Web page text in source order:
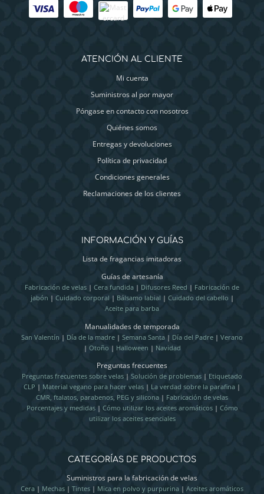
ATENCIÓN AL CLIENTE
Mi cuenta
Suministros al por mayor
Póngase en contacto con nosotros
Quiénes somos
Entregas y devoluciones
Política de privacidad
Condiciones generales
Reclamaciones de los clientes
INFORMACIÓN Y GUÍAS
Lista de fragancias imitadoras
Guías de artesanía
Fabricación de velas | Cera fundida | Difusores Reed | Fabricación de
jabón | Cuidado corporal | Bálsamo labial | Cuidado del cabello |
Aceite para barba
Manualidades de temporada
San Valentín | Día de la madre | Semana Santa | Día del Padre | Verano
| Otoño | Halloween | Navidad
Preguntas frecuentes
Preguntas frecuentes sobre velas | Solución de problemas | Etiquetado
CLP | Material vegano para hacer velas | La verdad sobre la parafina |
CMR, ftalatos, parabenos, PEG y silicona | Fabricación de velas
Porcentajes y medidas| Cómo utilizar los aceites aromáticos| Cómo
utilizar los aceites esenciales
CATEGORÍAS DE PRODUCTOS
Suministros para la fabricación de velas
Cera | Mechas | Tintes | Mica en polvo y purpurina | Aceites aromáticos